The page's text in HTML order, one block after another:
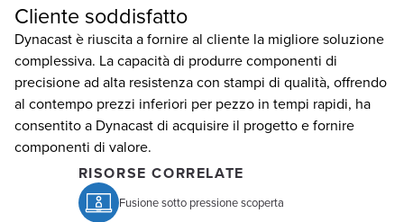
Cliente soddisfatto
Dynacast è riuscita a fornire al cliente la migliore soluzione
complessiva. La capacità di produrre componenti di
precisione ad alta resistenza con stampi di qualità, offrendo
al contempo prezzi inferiori per pezzo in tempi rapidi, ha
consentito a Dynacast di acquisire il progetto e fornire
componenti di valore.
RISORSE CORRELATE
Fusione sotto pressione scoperta